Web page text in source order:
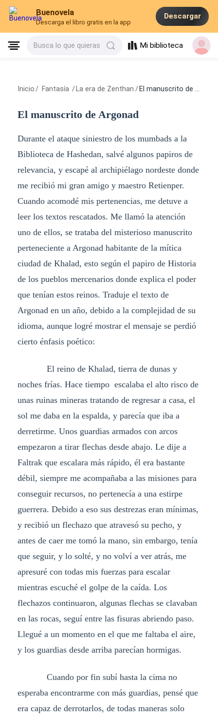
Buenovela
Descarga el libro gratis en la app
Descargar
Busca lo que quieras Mi biblioteca
Inicio / Fantasía / La era de Zenthan / El manuscrito de Argonad
El manuscrito de Argonad
Durante el ataque siniestro de los mumbads a la
Biblioteca de Hashedan, salvé algunos papiros de
relevancia, y escapé al archipiélago nordeste donde
me recibió mi gran amigo y maestro Retienper.
Cuando acomodé mis pertenencias, me detuve a
leer los textos rescatados. Me llamó la atención
uno de ellos, se trataba del misterioso manuscrito
perteneciente a Argonad habitante de la mítica
ciudad de Khalad, esto según el papiro de Historia
de los pueblos mercenarios donde explica el poder
que tenían estos reinos. Traduje el texto de
Argonad en un año, debido a la complejidad de su
idioma, aunque logré mostrar el mensaje se perdió
cierto énfasis poético:
El reino de Khalad, tierra de dunas y
noches frías. Hace tiempo escalaba el alto risco de
unas ruinas mineras tratando de regresar a casa, el
sol me daba en la espalda, y parecía que iba a
derretirme. Unos guardias armados con arcos
empezaron a tirar flechas desde abajo. Le dije a
Faltrak que escalara más rápido, él era bastante
débil, siempre me acompañaba a las misiones para
conseguir recursos, no pertenecía a una estirpe
guerrera. Debido a eso sus destrezas eran mínimas,
y recibió un flechazo que atravesó su pecho, y
antes de caer me tomó la mano, sin embargo, tenía
que seguir, y lo solté, y no volví a ver atrás, me
apresuré con todas mis fuerzas para escalar
mientras escuché el golpe de la caída. Los
flechazos continuaron, algunas flechas se clavaban
en las rocas, seguí entre las fisuras abriendo paso.
Llegué a un momento en el que me faltaba el aire,
y los guardias desde arriba parecían hormigas.
Cuando por fin subí hasta la cima no
esperaba encontrarme con más guardias, pensé que
era capaz de derrotarlos, de todas maneras solo